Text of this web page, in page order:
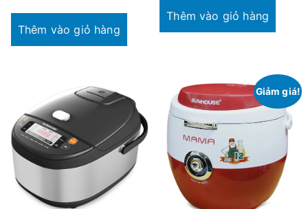
Thêm vào giỏ hàng
Thêm vào giỏ hàng
Giảm giá!